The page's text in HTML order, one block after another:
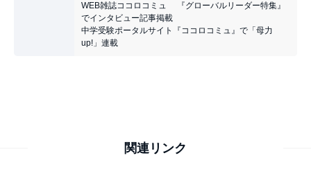
WEB雑誌ココロコミュ 『グローバルリーダー特集』
でインタビュー記事掲載
中学受験ポータルサイト『ココロコミュ』で「母力
up!」連載
関連リンク